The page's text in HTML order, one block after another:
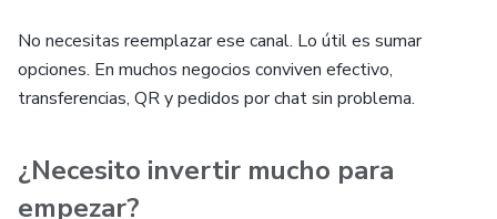
No necesitas reemplazar ese canal. Lo útil es sumar
opciones. En muchos negocios conviven efectivo,
transferencias, QR y pedidos por chat sin problema.
¿Necesito invertir mucho para
empezar?